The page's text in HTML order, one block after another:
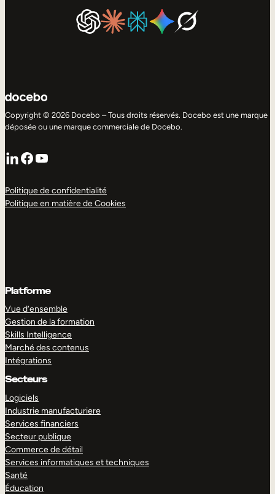
Copyright © 2026 Docebo – Tous droits réservés. Docebo est une marque
déposée ou une marque commerciale de Docebo.
LinkedIn
Facebook
YouTube
Politique de confidentialité
Politique en matière de Cookies
Platforme
Vue d’ensemble
Gestion de la formation
Skills Intelligence
Marché des contenus
Intégrations
Secteurs
Logiciels
Industrie manufacturiere
Services financiers
Secteur publique
Commerce de détail
Services informatiques et techniques
Santé
Éducation